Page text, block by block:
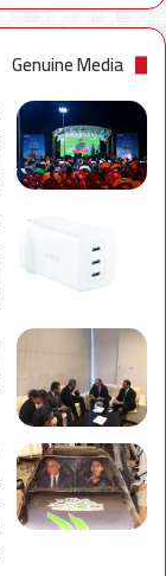
Genuine Media